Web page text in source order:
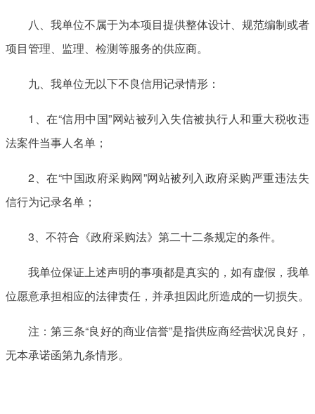
八、我单位不属于为本项目提供整体设计、规范编制或者
项目管理、监理、检测等服务的供应商。
九、我单位无以下不良信用记录情形：
1、在“信用中国”网站被列入失信被执行人和重大税收违
法案件当事人名单；
2、在“中国政府采购网”网站被列入政府采购严重违法失
信行为记录名单；
3、不符合《政府采购法》第二十二条规定的条件。
我单位保证上述声明的事项都是真实的，如有虚假，我单
位愿意承担相应的法律责任，并承担因此所造成的一切损失。
注：第三条“良好的商业信誉”是指供应商经营状况良好，
无本承诺函第九条情形。